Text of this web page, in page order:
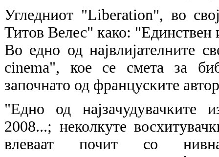
Угледниот "Liberation", во
Титов Велес" како:
Во едно од највлијателните
cinema", кое се смета за
започнато од француските
"Едно од најзачудувачките
2008...; неколкуте
влеваат почит со